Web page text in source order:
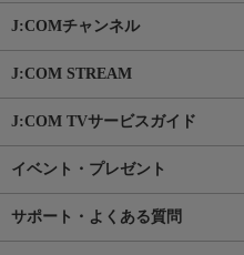
J:COMチャンネル
J:COM STREAM
J:COM TVサービスガイド
イベント・プレゼント
サポート・よくある質問